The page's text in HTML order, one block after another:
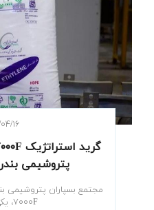
پتروشیمی
مجتمع بسپاران پتروشیمی
۷۰۰۰F، یکی از باکی...